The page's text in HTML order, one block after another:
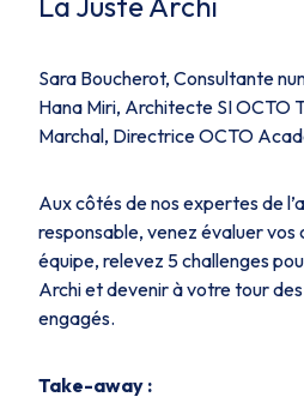
Sara Boucherot, Consultante
Hana Miri, Architecte SI OCTO
Marchal, Directrice OCTO
Aux côtés de nos expertes de
responsable, venez évaluer vos
équipe, relevez 5 challenges
Archi et devenir à votre tour
engagés.
Take-away :